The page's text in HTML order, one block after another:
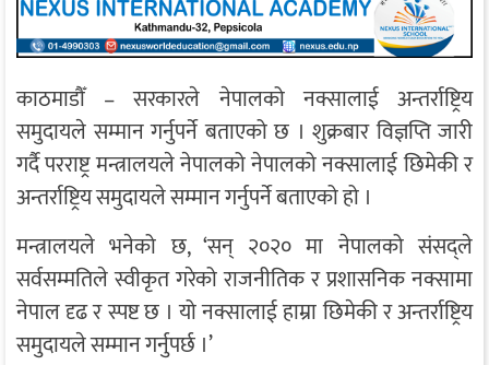
काठमाडौँ – सरकारले नेपालको नक्सालाई अन्तर्राष्ट्रिय
समुदायले सम्मान गर्नुपर्ने बताएको छ । शुक्रबार विज्ञप्ति जारी
गर्दै परराष्ट्र मन्त्रालयले नेपालको नेपालको नक्सालाई छिमेकी र
अन्तर्राष्ट्रिय समुदायले सम्मान गर्नुपर्ने बताएको हो ।
मन्त्रालयले भनेको छ, ‘सन् २०२० मा नेपालको संसद्ले
सर्वसम्मतिले स्वीकृत गरेको राजनीतिक र प्रशासनिक नक्सामा
नेपाल दृढ र स्पष्ट छ । यो नक्सालाई हाम्रा छिमेकी र अन्तर्राष्ट्रिय
समुदायले सम्मान गर्नुपर्छ ।’